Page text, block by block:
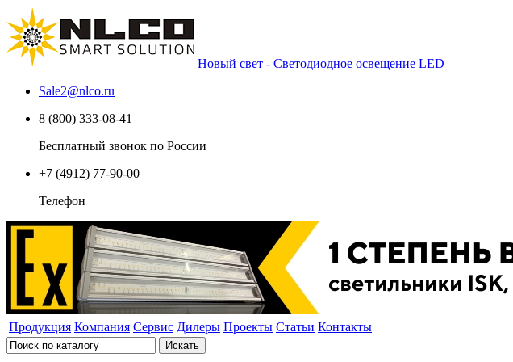
Новый свет - Светодиодное освещение LED
Sale2@nlco.ru
8 (800) 333-08-41
Бесплатный звонок по России
+7 (4912) 77-90-00
Телефон
Продукция Компания Сервис Дилеры Проекты Статьи Контакты